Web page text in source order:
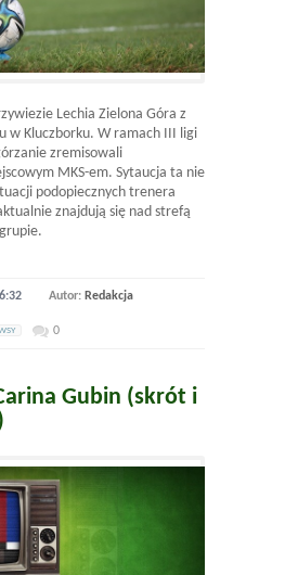
Lechia Zielona Góra z
w Kluczborku. W ramach III ligi
zremisowali
MKS-em. Sytaucja ta nie
podopiecznych trenera
znajdują się nad strefą
Autor: Redakcja
0
Gubin (skrót i